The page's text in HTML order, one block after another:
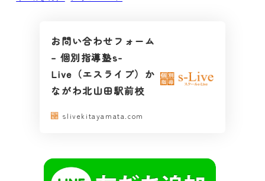
お問い合わせフォーム
– 個別指導塾s-
Live（エスライブ）か
ながわ北山田駅前校
slivekitayamata.com